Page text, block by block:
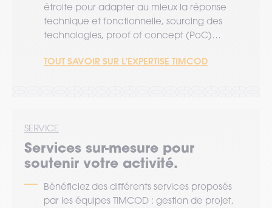
étroite pour adapter au mieux la réponse
technique et fonctionnelle, sourcing des
technologies, proof of concept (PoC)…
TOUT SAVOIR SUR L'EXPERTISE TIMCOD
SERVICE
Services sur-mesure pour
soutenir votre activité.
Bénéficiez des différents services proposés
par les équipes TIMCOD : gestion de projet,